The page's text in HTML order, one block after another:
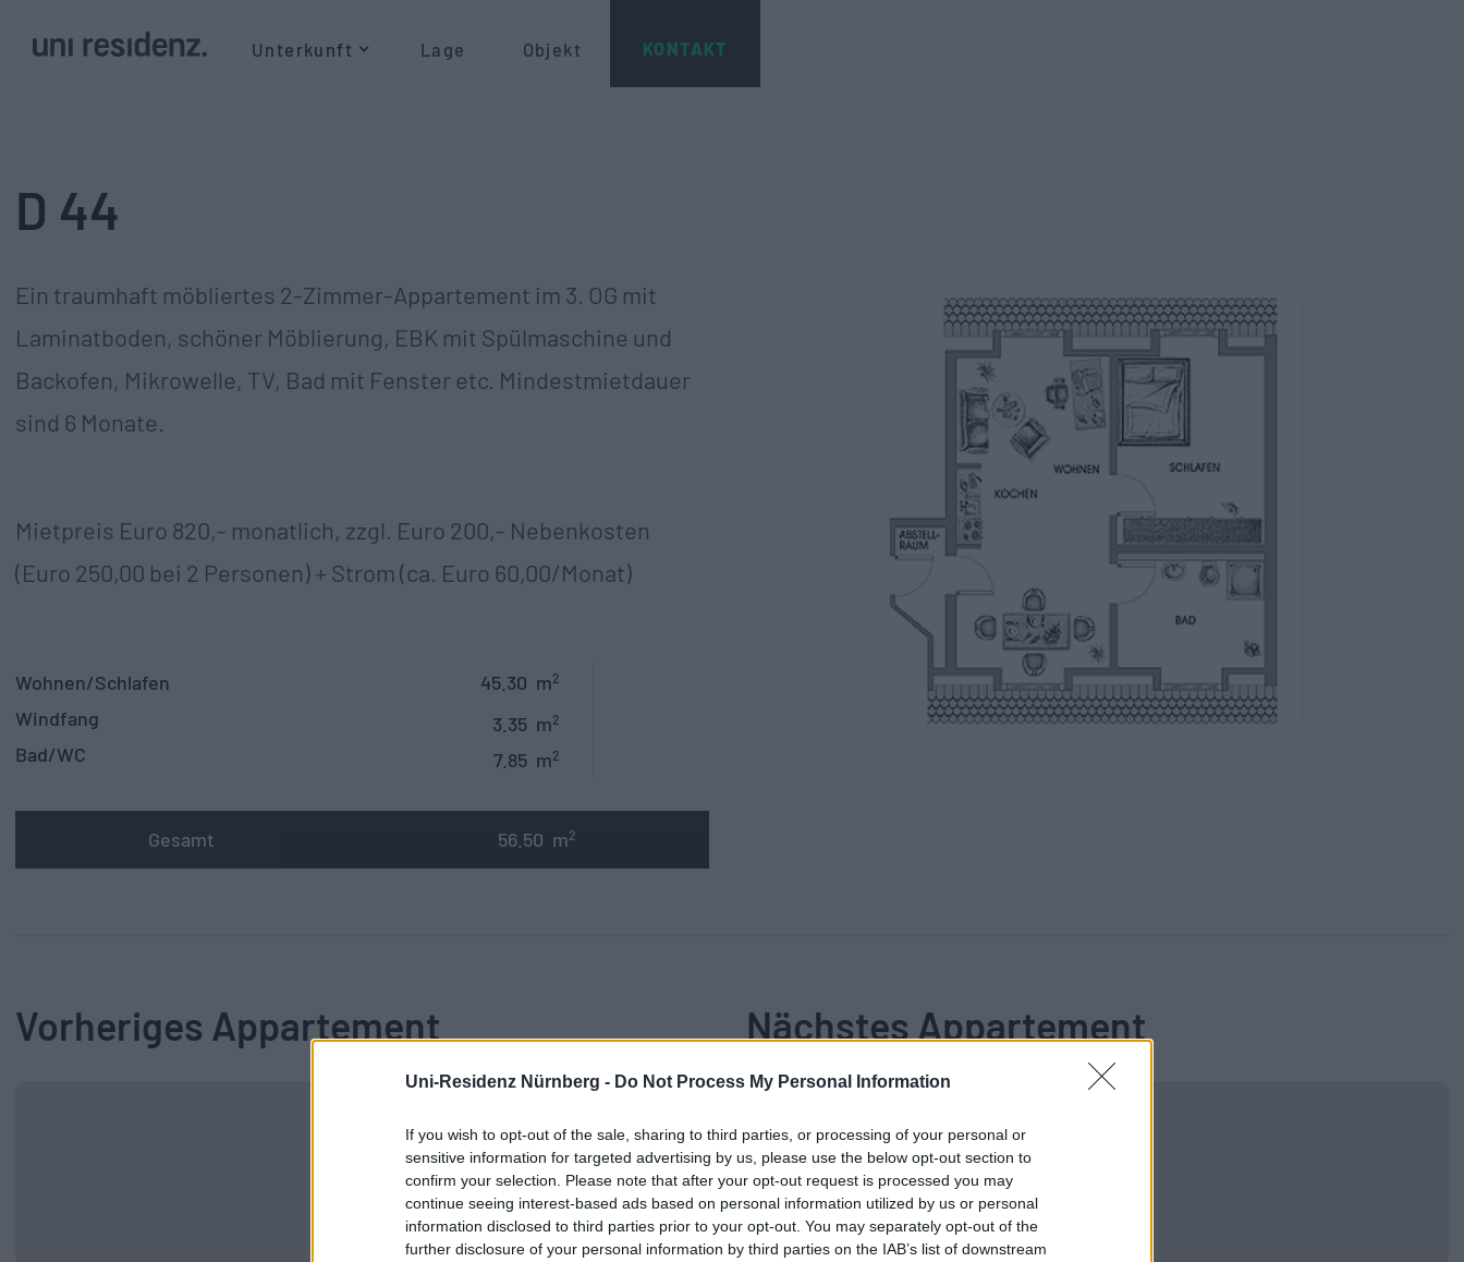
Uni-Residenz Nürnberg - Do Not Process My Personal Information
If you wish to opt-out of the sale, sharing to third parties, or processing of your personal or
sensitive information for targeted advertising by us, please use the below opt-out section to
confirm your selection. Please note that after your opt-out request is processed you may
continue seeing interest-based ads based on personal information utilized by us or personal
information disclosed to third parties prior to your opt-out. You may separately opt-out of the
further disclosure of your personal information by third parties on the IAB’s list of downstream
Unterkunft Lage Objekt KONTAKT
D 44
Ein traumhaft möbliertes 2-Zimmer-Appartement im 3. OG mit
Laminatboden, schöner Möblierung, EBK mit Spülmaschine und
Backofen, Mikrowelle, TV, Bad mit Fenster etc. Mindestmietdauer
sind 6 Monate.
Mietpreis Euro 820,- monatlich, zzgl. Euro 200,- Nebenkosten
(Euro 250,00 bei 2 Personen) + Strom (ca. Euro 60,00/Monat)
Wohnen/Schlafen
Windfang
Bad/WC
45.30 m2
3.35m2
7.85m2
Gesamt 56.50 m2
Vorheriges Appartement Nächstes Appartement